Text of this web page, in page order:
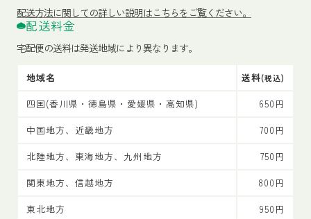
配送方法に関しての詳しい説明はこちらをご覧ください。
配送料金
宅配便の送料は発送地域により異なります。
地域名 送料(税込)
四国(香川県・徳島県・愛媛県・高知県)
650円
中国地方、近畿地方
700円
北陸地方、東海地方、九州地方
750円
関東地方、信越地方
800円
東北地方
950円